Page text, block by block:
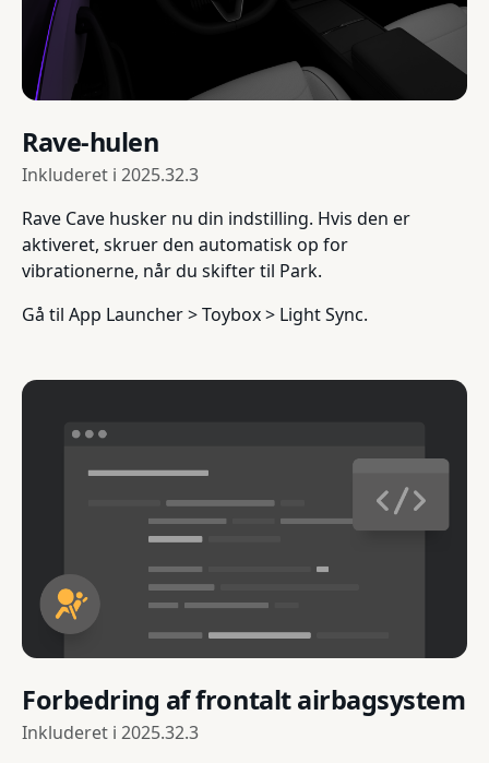
Rave-hulen
Inkluderet i 2025.32.3
Rave Cave husker nu din indstilling. Hvis den er
aktiveret, skruer den automatisk op for
vibrationerne, når du skifter til Park.
Gå til App Launcher > Toybox > Light Sync.
Forbedring af frontalt airbagsystem
Inkluderet i 2025.32.3